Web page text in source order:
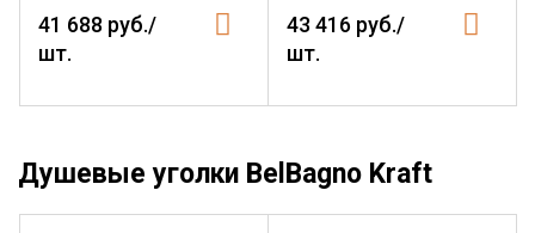
41 688 руб./
шт.
43 416 руб./
шт.
Душевые уголки BelBagno Kraft